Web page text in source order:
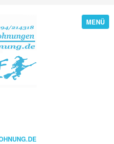
MENÜ